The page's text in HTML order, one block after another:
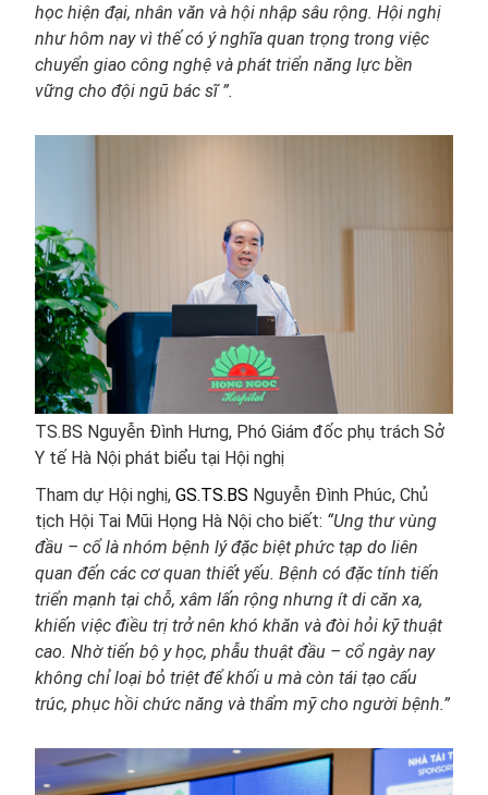
học hiện đại, nhân văn và hội nhập sâu rộng. Hội nghị
như hôm nay vì thế có ý nghĩa quan trọng trong việc
chuyển giao công nghệ và phát triển năng lực bền
vững cho đội ngũ bác sĩ ”.
TS.BS Nguyễn Đình Hưng, Phó Giám đốc phụ trách Sở
Y tế Hà Nội phát biểu tại Hội nghị
Tham dự Hội nghị, GS.TS.BS Nguyễn Đình Phúc, Chủ
tịch Hội Tai Mũi Họng Hà Nội cho biết: “Ung thư vùng
đầu – cổ là nhóm bệnh lý đặc biệt phức tạp do liên
quan đến các cơ quan thiết yếu. Bệnh có đặc tính tiến
triển mạnh tại chỗ, xâm lấn rộng nhưng ít di căn xa,
khiến việc điều trị trở nên khó khăn và đòi hỏi kỹ thuật
cao. Nhờ tiến bộ y học, phẫu thuật đầu – cổ ngày nay
không chỉ loại bỏ triệt để khối u mà còn tái tạo cấu
trúc, phục hồi chức năng và thẩm mỹ cho người bệnh.”